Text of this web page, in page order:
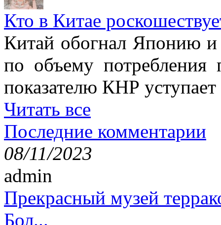
Кто в Китае
Китай обогнал Японию
по объему
показателю КНР
Читать все
Последние комментарии
08/11/2023
admin
Прекрасный музей
Бол...